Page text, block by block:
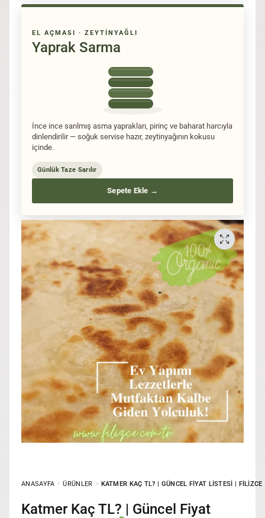
EL AÇMASI · ZEYTINYAĞLI
Yaprak Sarma
İnce ince sarılmış asma yaprakları, pirinç ve baharat harcıyla
dinlendirilir — soğuk servise hazır, zeytinyağının kokusu
içinde.
Günlük Taze Sarılır
Sepete Ekle →
ANASAYFA ÜRÜNLER KATMER KAÇ TL? | GÜNCEL FIYAT LISTESI | FILIZCE
Katmer Kaç TL? | Güncel Fiyat